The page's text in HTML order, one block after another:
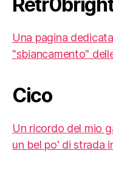
Una pagina
"sbiancamento"
Cico
Un ricordo del mio
un bel po' di strada